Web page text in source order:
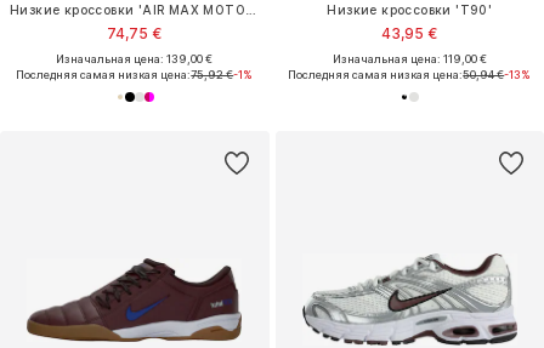
74,75 €
Изначальная цена: 139,00 €
Последняя самая низкая цена:75,92 €-1%
Низкие кроссовки 'T90'
43,95 €
Изначальная цена: 119,00 €
Последняя самая низкая цена:50,94 €-13%